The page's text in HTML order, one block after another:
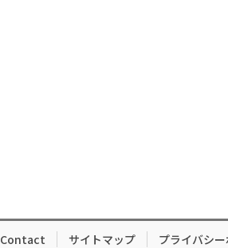
Contact サイトマップ プライバシ